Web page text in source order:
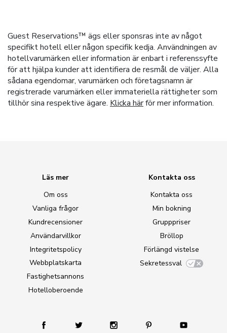
Guest Reservations™ ägs eller sponsras inte av något
specifikt hotell eller någon specifik kedja. Användningen av
hotellvarumärken eller information är enbart i referenssyfte
för att hjälpa kunder att identifiera de resmål de väljer. Alla
sådana egendomar, varumärken och företagsnamn är
registrerade varumärken eller immateriella rättigheter som
tillhör sina respektive ägare. Klicka härför mer information.
Läs mer
Om oss
Vanliga frågor
Kundrecensioner
Användarvillkor
Integritetspolicy
Webbplatskarta
Fastighetsannons
Hotelloberoende
Kontakta oss
Kontakta oss
Min bokning
Grupppriser
Bröllop
Förlängd vistelse
Sekretessval